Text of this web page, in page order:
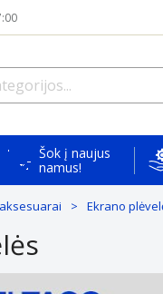
Šok į naujus
namus!
Ekrano